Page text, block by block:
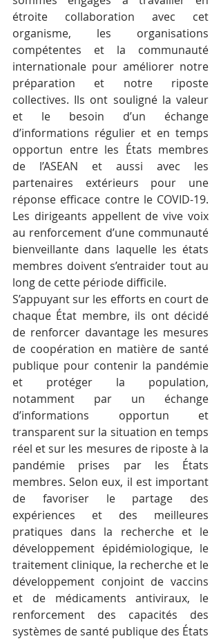
étroite collaboration avec cet
organisme, les organisations
compétentes et la communauté
internationale pour améliorer notre
préparation et notre riposte
collectives. Ils ont souligné la valeur
et le besoin d’un échange
d’informations régulier et en temps
opportun entre les États membres
de l’ASEAN et aussi avec les
partenaires extérieurs pour une
réponse efficace contre le COVID-19.
Les dirigeants appellent de vive voix
au renforcement d’une communauté
bienveillante dans laquelle les états
membres doivent s’entraider tout au
long de cette période difficile.
S’appuyant sur les efforts en court de
chaque État membre, ils ont décidé
de renforcer davantage les mesures
de coopération en matière de santé
publique pour contenir la pandémie
et protéger la population,
notamment par un échange
d’informations opportun et
transparent sur la situation en temps
réel et sur les mesures de riposte à la
pandémie prises par les États
membres. Selon eux, il est important
de favoriser le partage des
expériences et des meilleures
pratiques dans la recherche et le
développement épidémiologique, le
traitement clinique, la recherche et le
développement conjoint de vaccins
et de médicaments antiviraux, le
renforcement des capacités des
systèmes de santé publique des États